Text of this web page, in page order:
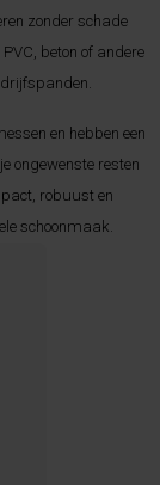
zonder schade
beton of andere
en hebben een
ongewenste resten
robuust en
schoonmaak.